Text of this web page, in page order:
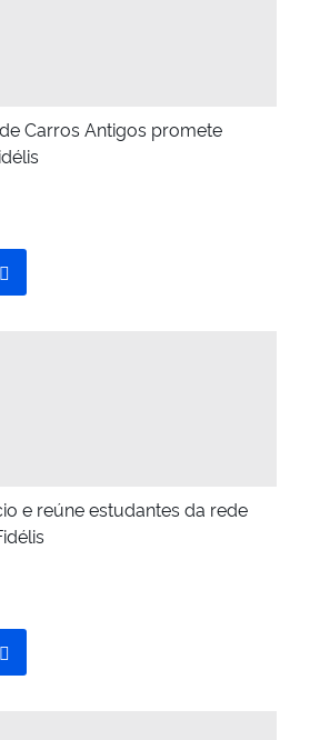
Carros Antigos promete
e reúne estudantes da rede